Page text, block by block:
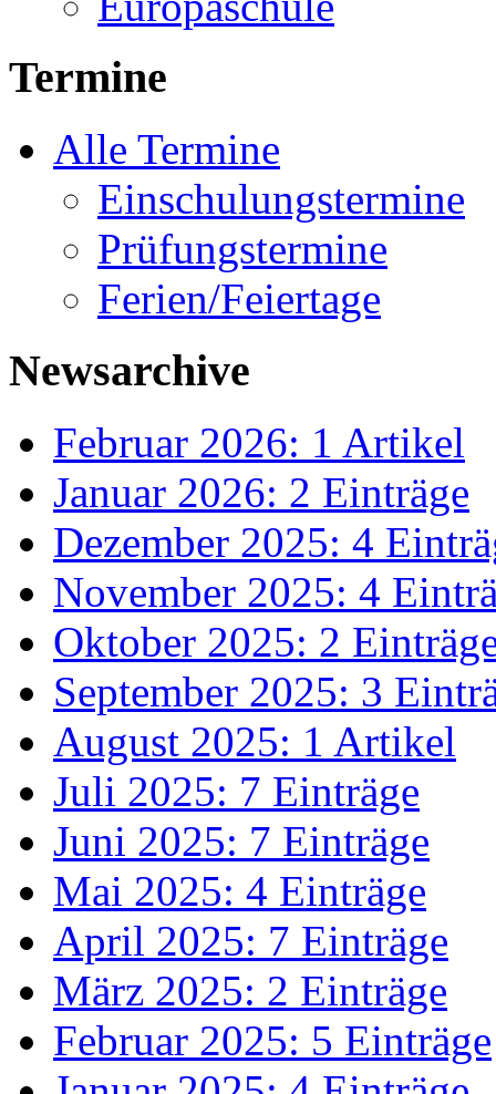
Termine
Alle Termine
Einschulungstermine
Prüfungstermine
Ferien/Feiertage
Newsarchive
Februar 2026: 1 Artikel
Januar 2026: 2 Einträge
Dezember 2025: 4
November 2025: 4
Oktober 2025: 2
September 2025: 3
August 2025: 1 Artikel
Juli 2025: 7 Einträge
Juni 2025: 7 Einträge
Mai 2025: 4 Einträge
April 2025: 7 Einträge
März 2025: 2 Einträge
Februar 2025: 5 Einträge